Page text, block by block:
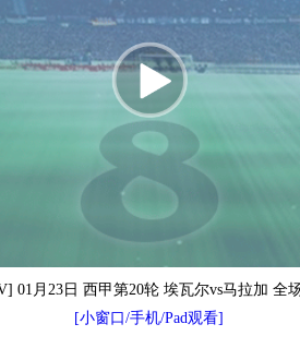
01月23日 西甲第20轮 埃瓦尔vs马拉加 全
[小窗口/手机/Pad观看]